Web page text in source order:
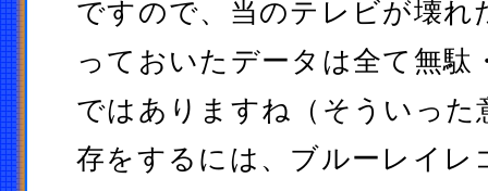
ですので、当のテレビが壊れ
っておいたデータは全て無駄
ではありますね（そういった
存をするには、ブルーレイレ